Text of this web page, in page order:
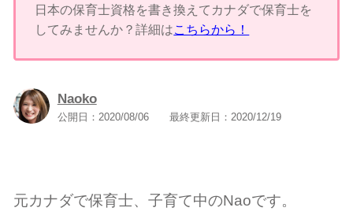
日本の保育士資格を書き換えてカナダで保育士を
してみませんか？詳細はこちらから！
Naoko
公開日： 2020/08/06 最終更新日： 2020/12/19
元カナダで保育士、子育て中のNaoです。